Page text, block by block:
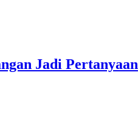
Jadi Pertanyaan